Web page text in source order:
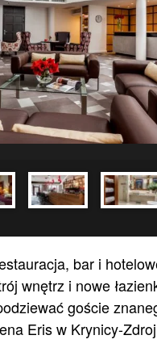
bar i
wnętrz i nowe
goście
Eris w Krynicy-